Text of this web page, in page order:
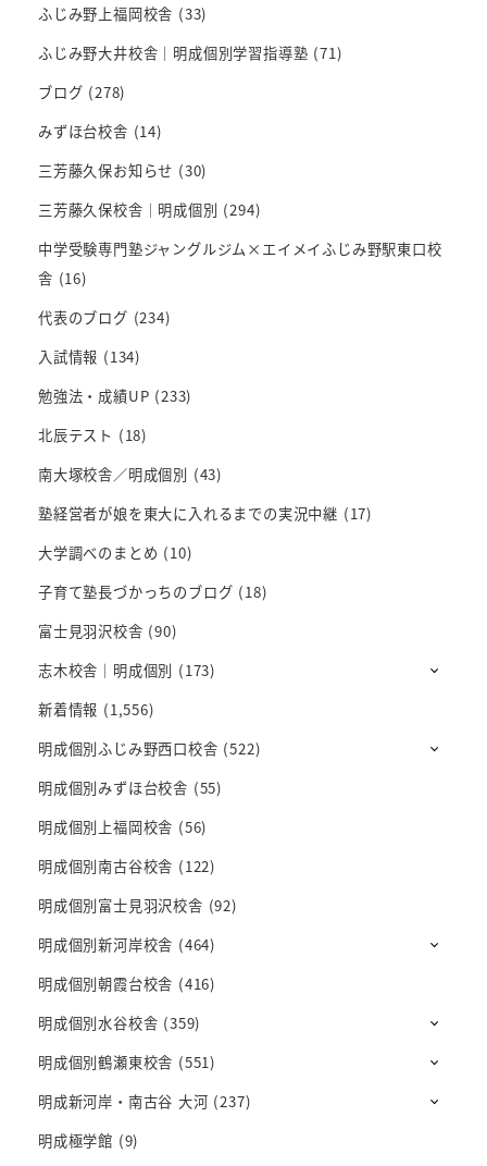
ふじみ野上福岡校舎 (33)
ふじみ野大井校舎｜明成個別学習指導塾 (71)
ブログ (278)
みずほ台校舎 (14)
三芳藤久保お知らせ (30)
三芳藤久保校舎｜明成個別 (294)
中学受験専門塾ジャングルジム×エイメイふじみ野駅東口校
舎 (16)
代表のブログ (234)
入試情報 (134)
勉強法・成績UP (233)
北辰テスト (18)
南大塚校舎／明成個別 (43)
塾経営者が娘を東大に入れるまでの実況中継 (17)
大学調べのまとめ (10)
子育て塾長づかっちのブログ (18)
富士見羽沢校舎 (90)
志木校舎｜明成個別 (173)
新着情報 (1,556)
明成個別ふじみ野西口校舎 (522)
明成個別みずほ台校舎 (55)
明成個別上福岡校舎 (56)
明成個別南古谷校舎 (122)
明成個別富士見羽沢校舎 (92)
明成個別新河岸校舎 (464)
明成個別朝霞台校舎 (416)
明成個別水谷校舎 (359)
明成個別鶴瀬東校舎 (551)
明成新河岸・南古谷 大河 (237)
明成極学館 (9)